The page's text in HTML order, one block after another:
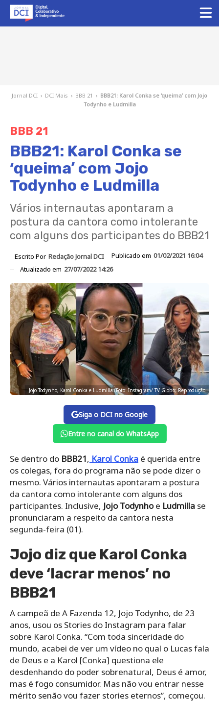
Jornal DCI › DCI Mais › BBB 21 › BBB21: Karol Conka se ‘queima’ com Jojo
Todynho e Ludmilla
BBB 21
BBB21: Karol Conka se
‘queima’ com Jojo
Todynho e Ludmilla
Vários internautas apontaram a
postura da cantora como intolerante
com alguns dos participantes do BBB21
Escrito Por Redação Jornal DCI Publicado em 01/02/2021 16:04
Atualizado em 27/07/2022 14:26
Jojo Todynho, Karol Conka e Ludmilla (Foto: Instagram/ TV Globo; Reprodução
Siga o DCI no Google
Entre no canal do WhatsApp
Se dentro do BBB21, Karol Conka é querida entre
os colegas, fora do programa não se pode dizer o
mesmo. Vários internautas apontaram a postura
da cantora como intolerante com alguns dos
participantes. Inclusive, Jojo Todynhoe Ludmilla se
pronunciaram a respeito da cantora nesta
segunda-feira (01).
Jojo diz que Karol Conka
deve ‘lacrar menos’ no
BBB21
A campeã de A Fazenda 12, Jojo Todynho, de 23
anos, usou os Stories do Instagram para falar
sobre Karol Conka. “Com toda sinceridade do
mundo, acabei de ver um vídeo no qual o Lucas fala
de Deus e a Karol [Conka] questiona ele
desdenhando do poder sobrenatural, Deus é amor,
mas é fogo consumidor. Mas não vou entrar nesse
mérito senão vou fazer stories eternos”, começou.